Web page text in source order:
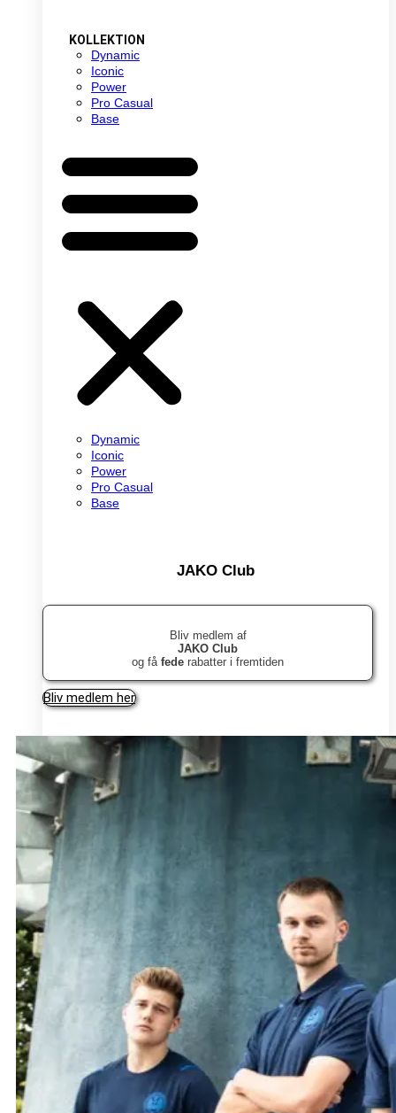
KOLLEKTION
Dynamic
Iconic
Power
Pro Casual
Base
Dynamic
Iconic
Power
Pro Casual
Base
JAKO Club
Bliv medlem af
JAKO Club
og fåfede rabatter i fremtiden
Bliv medlem her